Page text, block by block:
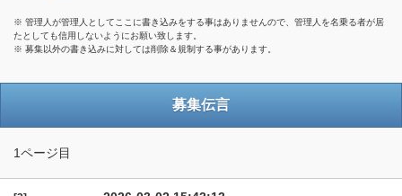
※ 管理人が管理人としてここに書き込みをする事はありませんので、管理人を名乗る者が居
たとしても信用しないようにお願い致します。
※ 募集以外の書き込みに対しては削除＆規制する事があります。
募集伝言
1ページ目